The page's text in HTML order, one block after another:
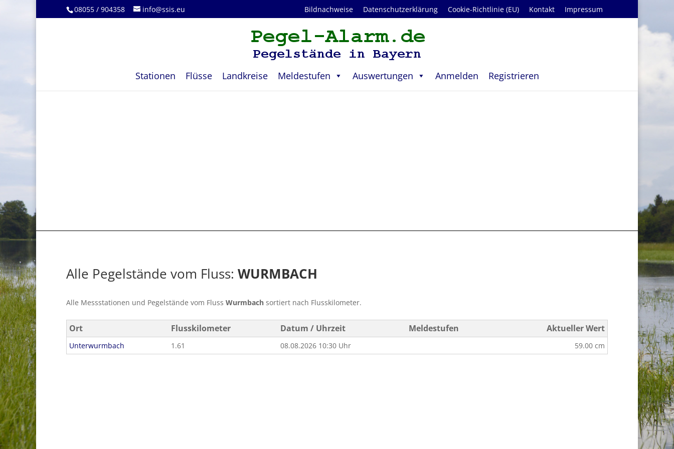
08055 / 904358 info@ssis.eu Bildnachweise Datenschutzerklärung Cookie-Richtlinie (EU) Kontakt Impressum
Stationen Flüsse Landkreise Meldestufen Auswertungen Anmelden Registrieren
Alle Pegelstände vom Fluss: WURMBACH
Alle Messstationen und Pegelstände vom Fluss Wurmbach sortiert nach Flusskilometer.
Ort Flusskilometer Datum / Uhrzeit Meldestufen Aktueller Wert
Unterwurmbach 1.61 08.08.2026 10:30 Uhr 59.00 cm